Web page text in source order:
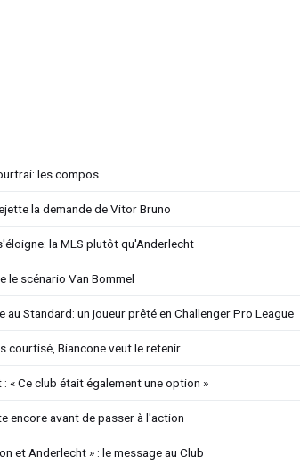
les compos
la demande de Vitor Bruno
la MLS plutôt qu'Anderlecht
le scénario Van Bommel
au Standard: un joueur prêté en Challenger Pro League
courtisé, Biancone veut le retenir
« Ce club était également une option »
encore avant de passer à l'action
et Anderlecht » : le message au Club